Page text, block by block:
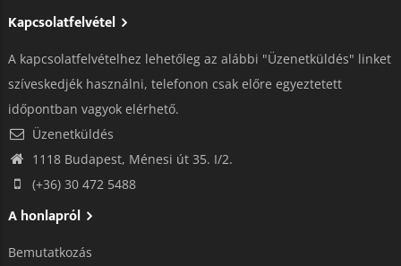
Kapcsolatfelvétel
A kapcsolatfelvételhez lehetőleg az alábbi "Üzenetküldés" linket
szíveskedjék használni, telefonon csak előre egyeztetett
időpontban vagyok elérhető.
Üzenetküldés
1118 Budapest, Ménesi út 35. I/2.
(+36) 30 472 5488
A honlapról
Bemutatkozás